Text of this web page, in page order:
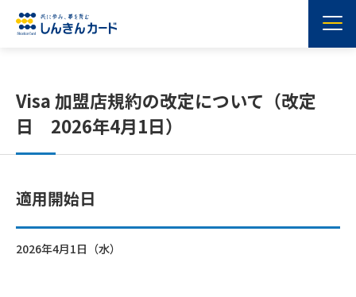
Visa 加盟店規約の改定について（改定
日 2026年4月1日）
適用開始日
2026年4月1日（水）